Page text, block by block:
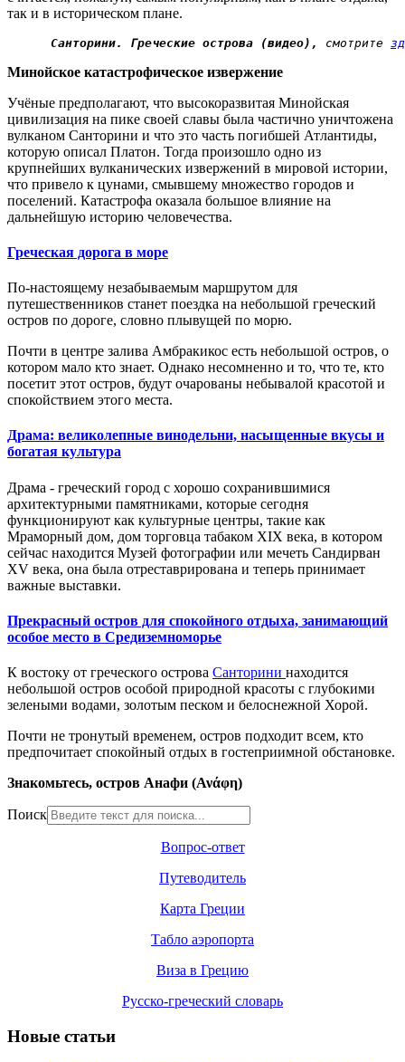
так и в историческом плане.
Санторини. Греческие острова (видео), смотрите
Минойское катастрофическое извержение
Учёные предполагают, что высокоразвитая Минойская
цивилизация на пике своей славы была частично уничтожена
вулканом Санторини и что это часть погибшей Атлантиды,
которую описал Платон. Тогда произошло одно из
крупнейших вулканических извержений в мировой истории,
что привело к цунами, смывшему множество городов и
поселений. Катастрофа оказала большое влияние на
дальнейшую историю человечества.
Греческая дорога в море
По-настоящему незабываемым маршрутом для
путешественников станет поездка на небольшой греческий
остров по дороге, словно плывущей по морю.
Почти в центре залива Амбракикос есть небольшой остров, о
котором мало кто знает. Однако несомненно и то, что те, кто
посетит этот остров, будут очарованы небывалой красотой и
спокойствием этого места.
Драма: великолепные винодельни, насыщенные вкусы и
богатая культура
Драма - греческий город с хорошо сохранившимися
архитектурными памятниками, которые сегодня
функционируют как культурные центры, такие как
Мраморный дом, дом торговца табаком XIX века, в котором
сейчас находится Музей фотографии или мечеть Сандирван
XV века, она была отреставрирована и теперь принимает
важные выставки.
Прекрасный остров для спокойного отдыха, занимающий
особое место в Средиземноморье
К востоку от греческого острова Санторини находится
небольшой остров особой природной красоты с глубокими
зелеными водами, золотым песком и белоснежной Хорой.
Почти не тронутый временем, остров подходит всем, кто
предпочитает спокойный отдых в гостеприимной обстановке.
Знакомьтесь, остров Анафи (Ανάφη)
Поиск
Вопрос-ответ
Путеводитель
Карта Греции
Табло аэропорта
Виза в Грецию
Русско-греческий словарь
Новые статьи